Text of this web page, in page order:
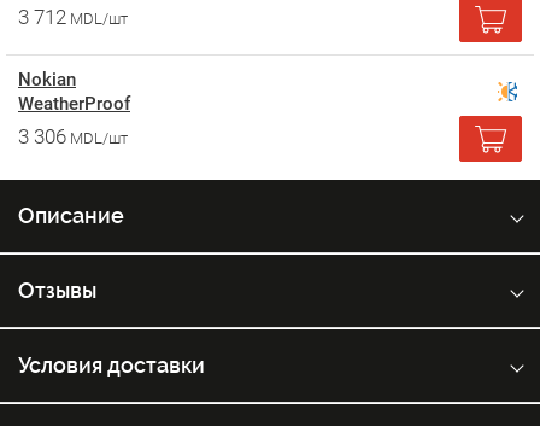
3 712 MDL/шт
Nokian
WeatherProof
3 306 MDL/шт
Описание
Отзывы
Условия доставки